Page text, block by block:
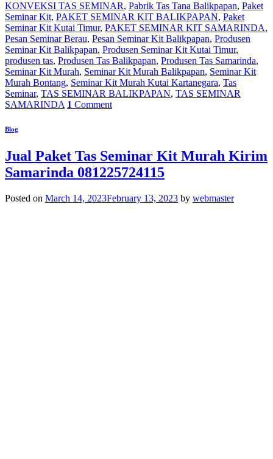
KONVEKSI TAS SEMINAR, Pabrik Tas Tana Balikpapan, Paket
Seminar Kit, PAKET SEMINAR KIT BALIKPAPAN, Paket
Seminar Kit Kutai Timur, PAKET SEMINAR KIT SAMARINDA,
Pesan Seminar Berau, Pesan Seminar Kit Balikpapan, Produsen
Seminar Kit Balikpapan, Produsen Seminar Kit Kutai Timur,
produsen tas, Produsen Tas Balikpapan, Produsen Tas Samarinda,
Seminar Kit Murah, Seminar Kit Murah Balikpapan, Seminar Kit
Murah Bontang, Seminar Kit Murah Kutai Kartanegara, Tas
Seminar, TAS SEMINAR BALIKPAPAN, TAS SEMINAR
SAMARINDA 1 Comment
Blog
Jual Paket Tas Seminar Kit Murah Kirim
Samarinda 081225724115
Posted on March 14, 2023February 13, 2023 by webmaster